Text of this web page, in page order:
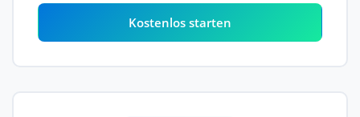
Kostenlos starten